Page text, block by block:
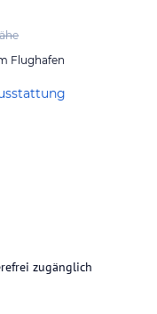
Flughafen
zugänglich